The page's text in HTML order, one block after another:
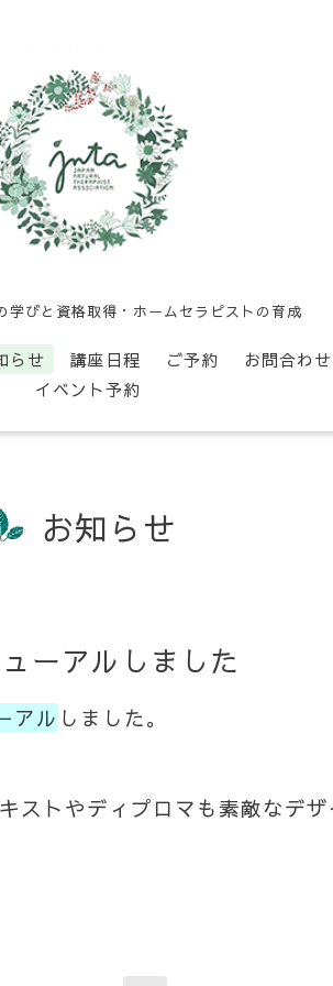
学びと資格取得・ホームセラピストの育成
らせ 講座日程 ご予約
お問合わせ
イベント予約
お知らせ
ーアルしました
アル しました。
ストやディプロマも素敵なデ